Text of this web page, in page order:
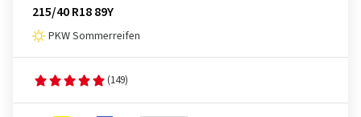
215/40 R18 89Y
PKW Sommerreifen
(149)